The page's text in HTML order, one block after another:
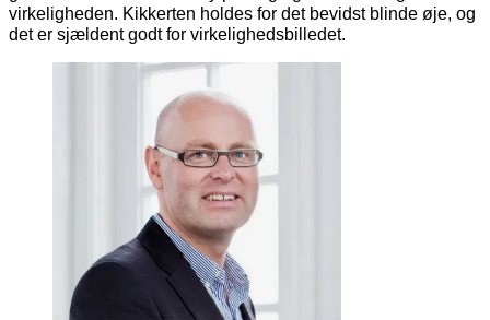
virkeligheden. Kikkerten holdes for det bevidst blinde øje, og
det er sjældent godt for virkelighedsbilledet.